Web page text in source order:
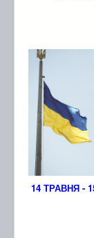
14 ТРАВНЯ -